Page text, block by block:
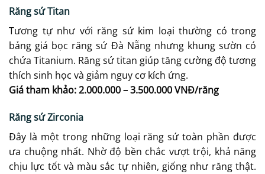
Răng sứ Titan
Tương tự như với răng sứ kim loại thường có trong
bảng giá bọc răng sứ Đà Nẵng nhưng khung sườn có
chứa Titanium. Răng sứ titan giúp tăng cường độ tương
thích sinh học và giảm nguy cơ kích ứng.
Giá tham khảo: 2.000.000 – 3.500.000 VNĐ/răng
Răng sứ Zirconia
Đây là một trong những loại răng sứ toàn phần được
ưa chuộng nhất. Nhờ độ bền chắc vượt trội, khả năng
chịu lực tốt và màu sắc tự nhiên, giống như răng thật.